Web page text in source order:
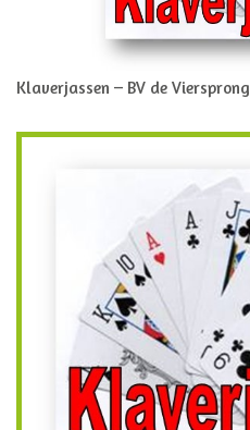
Klaverjassen – BV de Viersprong